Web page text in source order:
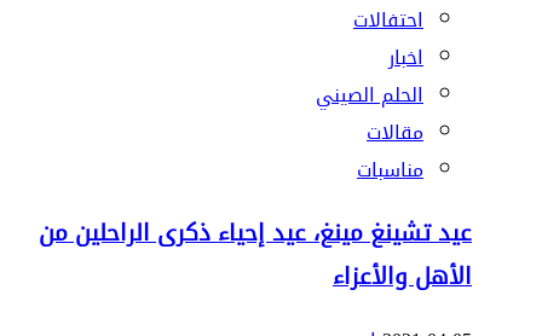
احتفالات
اخبار
الحلم الصيني
مقالات
مناسبات
عيد تشينغ مينغ، عيد إحياء ذكرى الراحلين من
الأهل والأعزاء